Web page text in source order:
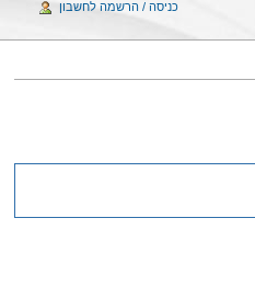
כניסה / הרשמה לחשבון